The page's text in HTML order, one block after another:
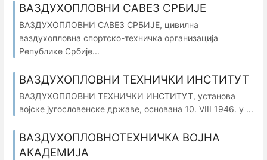
ВАЗДУХОПЛОВНИ САВЕЗ СРБИЈЕ
ВАЗДУХОПЛОВНИ САВЕЗ СРБИЈЕ, цивилна
ваздухопловна спортско-техничка организација
Републике Србије...
ВАЗДУХОПЛОВНИ ТЕХНИЧКИ ИНСТИТУТ
ВАЗДУХОПЛОВНИ ТЕХНИЧКИ ИНСТИТУТ, установа
војске југословенске државе, основана 10. VIII 1946. у ...
ВАЗДУХОПЛОВНОТЕХНИЧКА ВОЈНА
АКАДЕМИЈА